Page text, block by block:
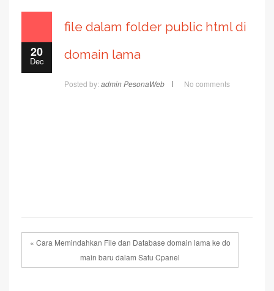
20
Dec
file dalam folder public html di
domain lama
Posted by: admin PesonaWeb No comments
« Cara Memindahkan File dan Database domain lama ke do
main baru dalam Satu Cpanel